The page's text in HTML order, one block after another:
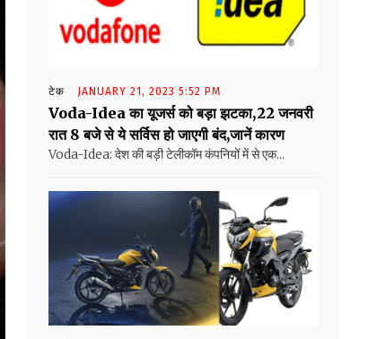
टेक JANUARY 21, 2023 5:52 PM
Voda-Idea का यूजर्स को बड़ा झटका,22 जनवरी
रात 8 बजे से ये सर्विस हो जाएगी बंद,जानें कारण
Voda-Idea: देश की बड़ी टेलीकॉम कंपनियों में से एक...